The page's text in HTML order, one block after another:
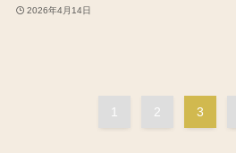
2026年4月14日
1 2 3